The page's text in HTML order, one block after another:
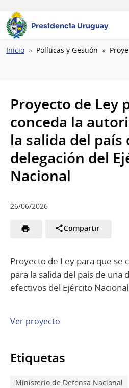
Presidencia Uruguay
Ruta
Inicio Políticas y Gestión
Proyecto de Ley
conceda la
la salida del país
delegación del
Nacional
26/06/2026
Compartir
Proyecto de Ley para que se
para la salida del país de una
efectivos del Ejército
Ver proyecto
Etiquetas
Ministerio de Defensa Nacional